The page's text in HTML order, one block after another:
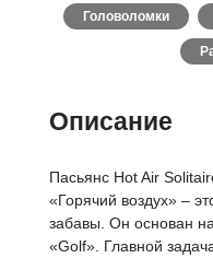
Головоломки
Описание
Пасьянс Hot Air
«Горячий воздух» –
забавы. Он основан
«Golf». Главной